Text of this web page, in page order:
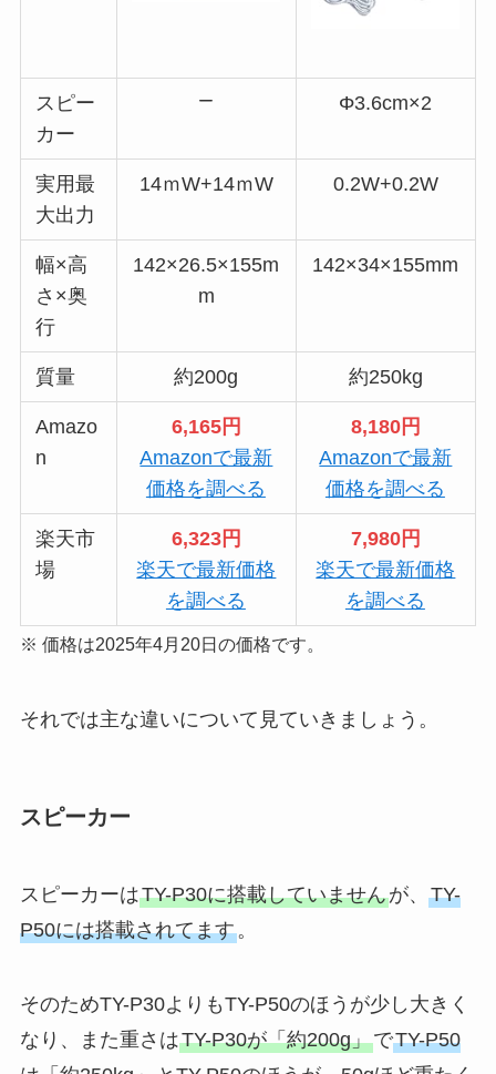
スピー
カー
Φ3.6cm×2
実用最
大出力
14ｍW+14ｍW 0.2W+0.2W
幅×高
さ×奥
行
142×26.5×155m
m
142×34×155mm
質量 約200g 約250kg
Amazo
n
6,165円
Amazonで最新
価格を調べる
8,180円
Amazonで最新
価格を調べる
楽天市
場
6,323円
楽天で最新価格
を調べる
7,980円
楽天で最新価格
を調べる
※ 価格は2025年4月20日の価格です。
それでは主な違いについて見ていきましょう。
スピーカー
スピーカーはTY-P30に搭載していませんが、 TY-
P50には搭載されてます。
そのためTY-P30よりもTY-P50のほうが少し大きく
なり、また重さはTY-P30が「約200g」でTY-P50